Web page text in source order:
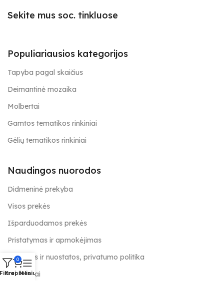
Sekite mus soc. tinkluose
Populiariausios kategorijos
Tapyba pagal skaičius
Deimantinė mozaika
Molbertai
Gamtos tematikos rinkiniai
Gėlių tematikos rinkiniai
Naudingos nuorodos
Didmeninė prekyba
Visos prekės
Išparduodamos prekės
Pristatymas ir apmokėjimas
Taisyklės ir nuostatos, privatumo politika
Kontaktai
0
Krepšelis
Meniu